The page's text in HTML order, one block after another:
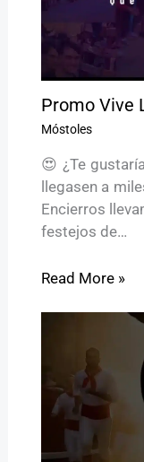
Promo Vive
Móstoles
😍 ¿Te
llegasen a
Encierros
festejos de…
Read More »